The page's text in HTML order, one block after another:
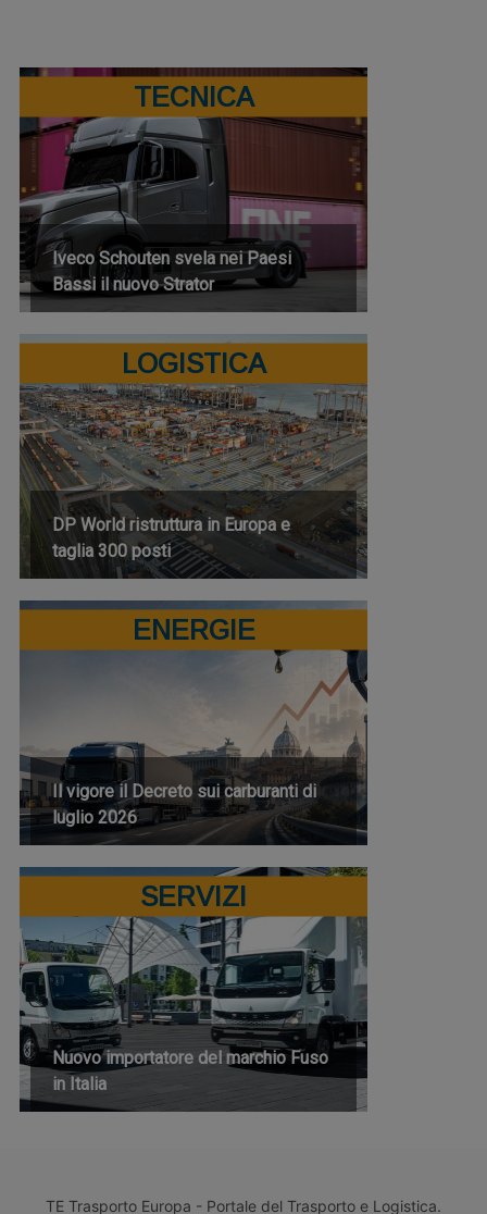
TECNICA
Iveco Schouten svela nei Paesi
Bassi il nuovo Strator
LOGISTICA
DP World ristruttura in Europa e
taglia 300 posti
ENERGIE
Il vigore il Decreto sui carburanti di
luglio 2026
SERVIZI
Nuovo importatore del marchio Fuso
in Italia
TE Trasporto Europa - Portale del Trasporto e Logistica.